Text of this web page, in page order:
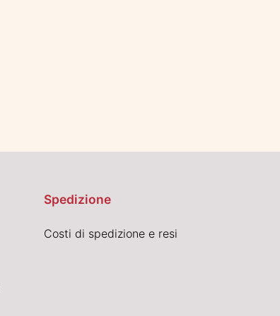
Spedizione
Costi di spedizione e resi